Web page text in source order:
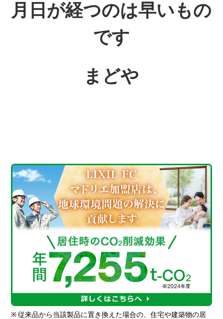
※ 従来品から当該製品に置き換えた場合の、住宅や建築物の居